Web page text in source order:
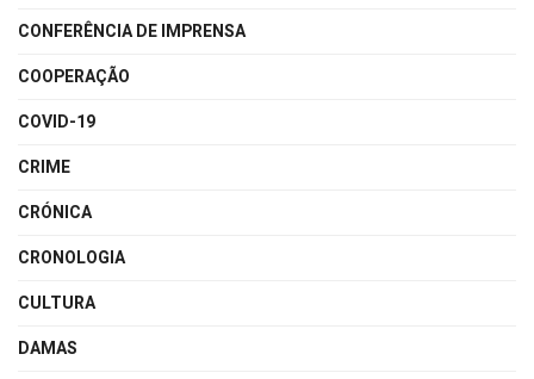
CONFERÊNCIA DE IMPRENSA
COOPERAÇÃO
COVID-19
CRIME
CRÓNICA
CRONOLOGIA
CULTURA
DAMAS